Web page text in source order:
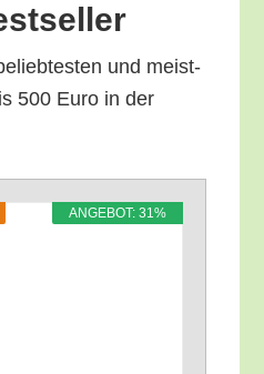
und meist­
500 Euro in der
ANGE­BOT: 31%